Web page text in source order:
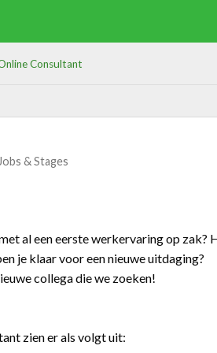
Consultant
Jobs & Stages
al een eerste werkervaring op zak?
je klaar voor een nieuwe uitdaging?
collega die we zoeken!
zien er als volgt uit: